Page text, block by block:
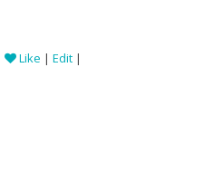
Like | Edit |